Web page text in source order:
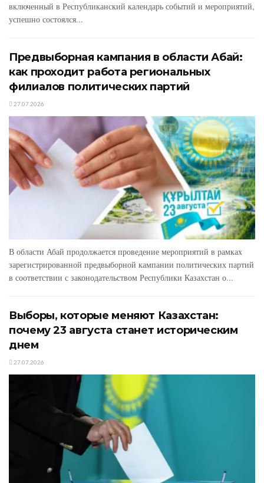
включенный в Республиканский календарь событий и мероприятий,
успешно состоялся...
Предвыборная кампания в области Абай:
как проходит работа региональных
филиалов политических партий
27.07.2026
В области Абай продолжается проведение мероприятий в рамках
зарегистрированной предвыборной кампании политических партий
в соответствии с законодательством Республики Казахстан о...
Выборы, которые меняют Казахстан:
почему 23 августа станет историческим
днем
27.07.2026